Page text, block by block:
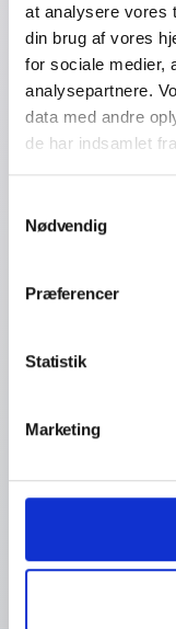
at analysere vores
din brug af vores
for sociale medier,
analysepartnere.
data med andre
de har indsamlet
Nødvendig
Præferencer
Statistik
Marketing
TILMELD DIG HER